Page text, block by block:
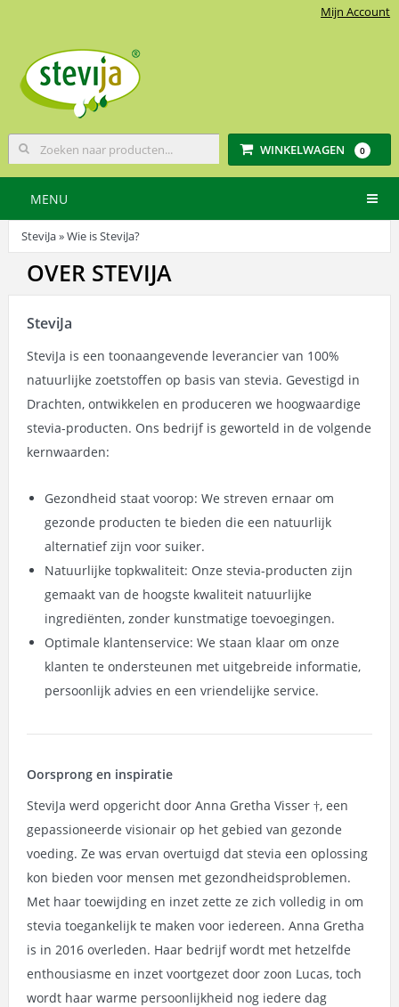
Mijn Account
WINKELWAGEN 0
MENU
SteviJa» Wie is SteviJa?
OVER STEVIJA
SteviJa
SteviJa is een toonaangevende leverancier van 100%
natuurlijke zoetstoffen op basis van stevia. Gevestigd in
Drachten, ontwikkelen en produceren we hoogwaardige
stevia-producten. Ons bedrijf is geworteld in de volgende
kernwaarden:
Gezondheid staat voorop: We streven ernaar om
gezonde producten te bieden die een natuurlijk
alternatief zijn voor suiker.
Natuurlijke topkwaliteit: Onze stevia-producten zijn
gemaakt van de hoogste kwaliteit natuurlijke
ingrediënten, zonder kunstmatige toevoegingen.
Optimale klantenservice: We staan klaar om onze
klanten te ondersteunen met uitgebreide informatie,
persoonlijk advies en een vriendelijke service.
Oorsprong en inspiratie
SteviJa werd opgericht door Anna Gretha Visser †, een
gepassioneerde visionair op het gebied van gezonde
voeding. Ze was ervan overtuigd dat stevia een oplossing
kon bieden voor mensen met gezondheidsproblemen.
Met haar toewijding en inzet zette ze zich volledig in om
stevia toegankelijk te maken voor iedereen. Anna Gretha
is in 2016 overleden. Haar bedrijf wordt met hetzelfde
enthousiasme en inzet voortgezet door zoon Lucas, toch
wordt haar warme persoonlijkheid nog iedere dag